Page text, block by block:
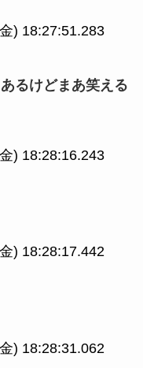
) 18:27:51.283
るけどまあ笑える
) 18:28:16.243
) 18:28:17.442
) 18:28:31.062